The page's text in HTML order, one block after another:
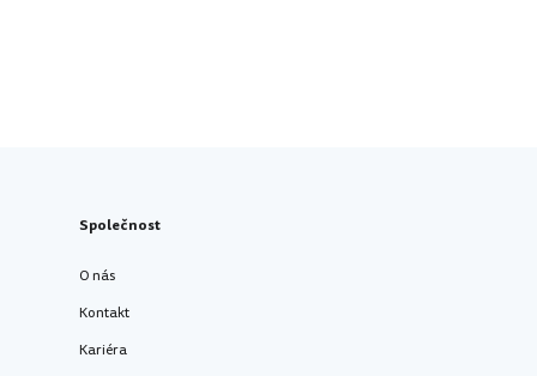
Společnost
O nás
Kontakt
Kariéra